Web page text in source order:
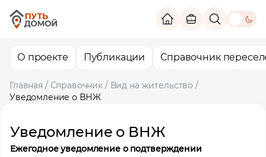
theme
О проекте Публикации Справочник
Главная / Справочник / Вид на жительство /
Уведомление о ВНЖ
Уведомление о ВНЖ
Ежегодное уведомление о подтверждении